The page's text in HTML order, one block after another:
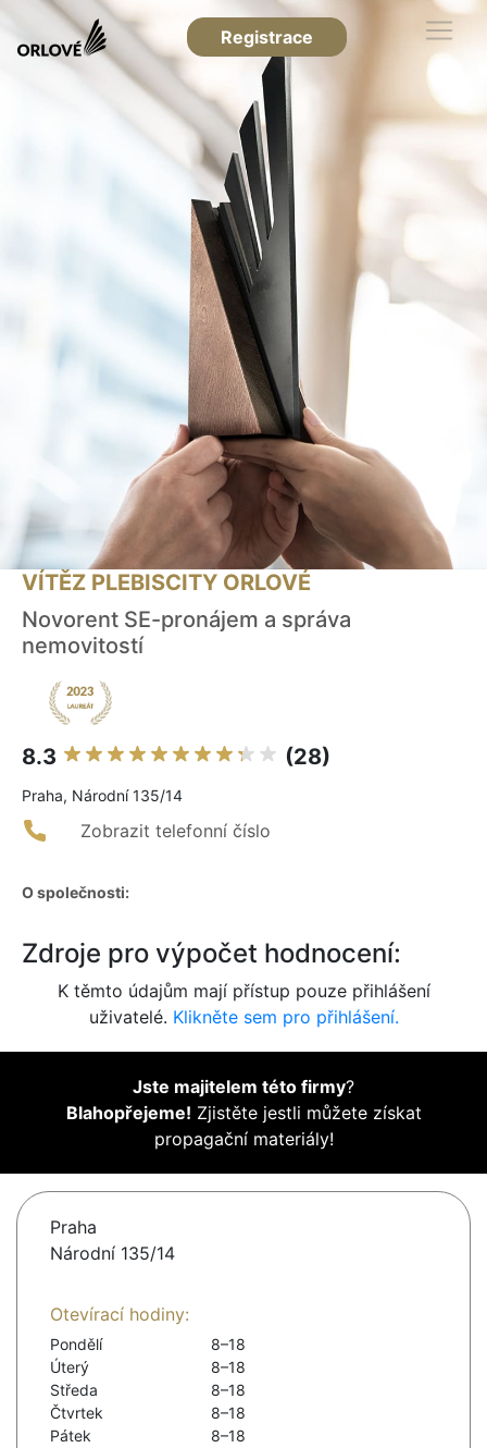
Registrace
VÍTĚZ PLEBISCITY ORLOVÉ
Novorent SE-pronájem a správa
nemovitostí
8.3 (28)
Praha, Národní 135/14
Zobrazit telefonní číslo
O společnosti:
Zdroje pro výpočet hodnocení:
K těmto údajům mají přístup pouze přihlášení
uživatelé. Klikněte sem pro přihlášení.
Jste majitelem této firmy?
Blahopřejeme! Zjistěte jestli můžete získat
propagační materiály!
Praha
Národní 135/14
Otevírací hodiny:
Pondělí
8–18
Úterý
8–18
Středa
8–18
Čtvrtek
8–18
Pátek
8–18